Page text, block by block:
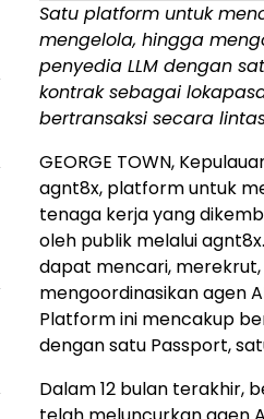
Satu platform untuk
mengelola, hingga
penyedia LLM dengan
kontrak sebagai
bertransaksi secara
GEORGE TOWN,
agnt8x, platform untuk
tenaga kerja yang
oleh publik melalui
dapat mencari,
mengoordinasikan agen
Platform ini mencakup
dengan satu Passport,
Dalam 12 bulan terakhir,